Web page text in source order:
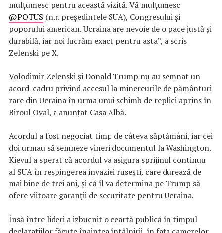
mulțumesc pentru această vizită. Vă mulțumesc
@POTUS (n.r. preşedintele SUA), Congresului și
poporului american. Ucraina are nevoie de o pace justă și
durabilă, iar noi lucrăm exact pentru asta”, a scris
Zelenski pe X.
Volodimir Zelenski şi Donald Trump nu au semnat un
acord-cadru privind accesul la minereurile de pământuri
rare din Ucraina în urma unui schimb de replici aprins în
Biroul Oval, a anunţat Casa Albă.
Acordul a fost negociat timp de câteva săptămâni, iar cei
doi urmau să semneze vineri documentul la Washington.
Kievul a sperat că acordul va asigura sprijinul continuu
al SUA în respingerea invaziei ruseşti, care durează de
mai bine de trei ani, şi că îl va determina pe Trump să
ofere viitoare garanţii de securitate pentru Ucraina.
Însă între lideri a izbucnit o ceartă publică în timpul
declaraţiilor făcute înaintea întâlnirii, în faţa camerelor